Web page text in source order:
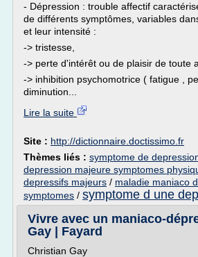
- Dépression : trouble affectif
de différents symptômes, variables
et leur intensité :
-> tristesse,
-> perte d'intérêt ou de plaisir de toute
-> inhibition psychomotrice ( fatigue ,
diminution...
Lire la suite
Site : http://dictionnaire.doctissimo.fr
Thèmes liés : symptome de
depression majeure symptomes
depressifs majeurs / maladie maniaco
symptomes / symptome d une
Vivre avec un maniaco-
Gay | Fayard
Christian Gay